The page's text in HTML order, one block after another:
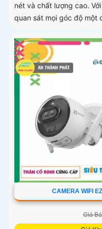
nét và chất lượng cao.
quan sát mọi góc độ một
CAMERA WIFI
Giá